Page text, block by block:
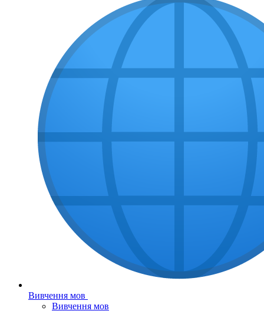
Вивчення мов
Вивчення мов